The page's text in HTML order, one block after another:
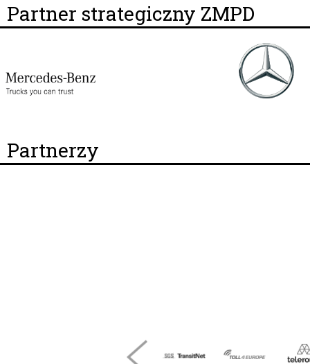
Partner strategiczny ZMPD
Partnerzy